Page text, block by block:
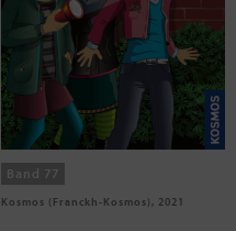
Vogel, Maja von
Die drei !!!, 77, Achtung,
Gaunerzeichen!
Band 77
Kosmos (Franckh-Kosmos), 2021